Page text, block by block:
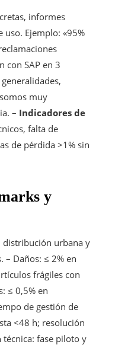
informes
uso. Ejemplo: «95%
con SAP en 3
generalidades,
muy
– Indicadores de
falta de
de pérdida >1% sin
y
distribución urbana y
– Daños: ≤ 2% en
frágiles con
≤ 0,5% en
de gestión de
<48 h; resolución
fase piloto y